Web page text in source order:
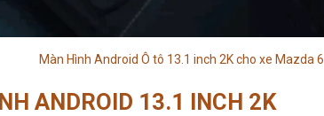
Màn Hình Android Ô tô 13.1 inch 2K cho xe Mazda 6
ANDROID 13.1 INCH 2K